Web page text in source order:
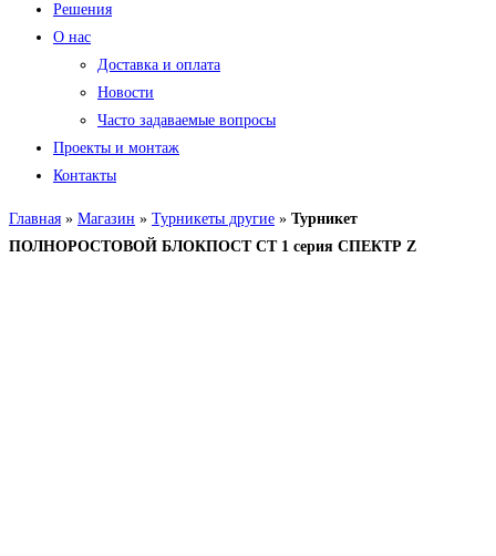
Решения
О нас
Доставка и оплата
Новости
Часто задаваемые вопросы
Проекты и монтаж
Контакты
Главная » Магазин » Турникеты другие » Турникет
ПОЛНОРОСТОВОЙ БЛОКПОСТ СТ 1 серия СПЕКТР Z